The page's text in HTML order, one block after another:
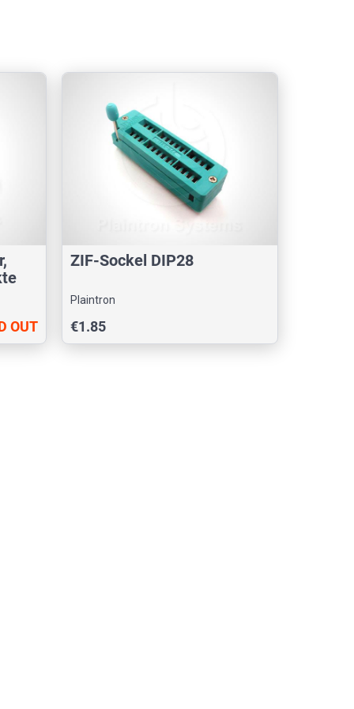
OUT
ZIF-Sockel DIP28
Plaintron
€1.85